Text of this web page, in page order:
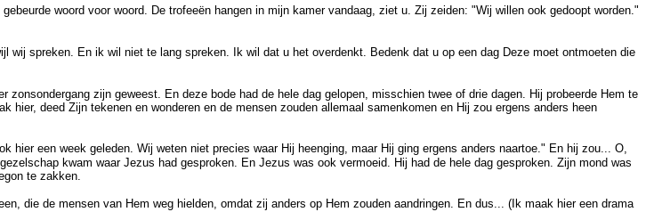
woord voor woord. De trofeeën hangen in mijn kamer vandaag, ziet u. Zij zeiden: "Wij willen ook gedoopt worden."
wij spreken. En ik wil niet te lang spreken. Ik wil dat u het overdenkt. Bedenk dat u op een dag Deze moet ontmoeten die
zijn geweest. En deze bode had de hele dag gelopen, misschien twee of drie dagen. Hij probeerde Hem te
deed Zijn tekenen en wonderen en de mensen zouden allemaal samenkomen en Hij zou ergens anders heen
een week geleden. Wij weten niet precies waar Hij heenging, maar Hij ging ergens anders naartoe." En hij zou... O,
kwam waar Jezus had gesproken. En Jezus was ook vermoeid. Hij had de hele dag gesproken. Zijn mond was
te zakken.
die de mensen van Hem weg hielden, omdat zij anders op Hem zouden aandringen. En dus... (Ik maak hier een drama